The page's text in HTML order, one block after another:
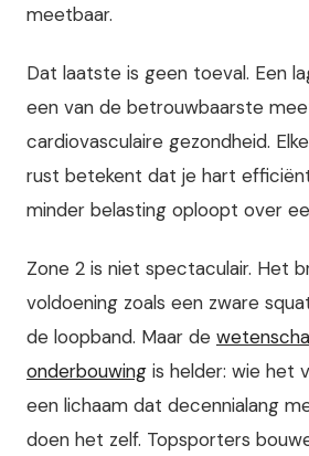
meetbaar.
Dat laatste is geen toeval. Een
een van de betrouwbaarste
cardiovasculaire gezondheid.
rust betekent dat je hart
minder belasting oploopt over
Zone 2 is niet spectaculair. Het
voldoening zoals een zware
de loopband. Maar de
onderbouwing is helder: wie het
een lichaam dat decennialang
doen het zelf. Topsporters